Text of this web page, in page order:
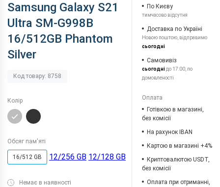
Samsung Galaxy S21
Ultra SM-G998B
16/512GB Phantom
Silver
Код товару: 8758
Колір
Обсяг пам'яті
16/512 GB 12/256 GB 12/128 GB
Немає в наявності
По Києву
тимчасово відсутня
Доставка по Україні
Новою поштою, відправимо
сьогодні
Самовивіз
сьогоднідо 17:00, по
домовленості
Оплата
Готівкою в магазині,
без комісії
На рахунок IBAN
Картою в магазині +4%
Криптовалютою USDT,
без комісії
Оплата при отриманні,